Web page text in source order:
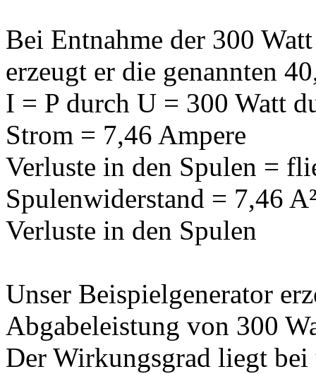
Bei Entnahme der 300
erzeugt er die genannten
I = P durch U = 300 Watt
Strom = 7,46 Ampere
Verluste in den Spulen =
Spulenwiderstand = 7,46
Verluste in den Spulen
Unser Beispielgenerator
Abgabeleistung von 300
Der Wirkungsgrad liegt bei